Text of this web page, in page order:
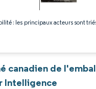
: les principaux acteurs sont
canadien de
Intelligence